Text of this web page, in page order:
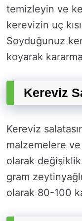
temizleyin ve
kerevizin uç
Soyduğunuz
koyarak
Kereviz
Kereviz
malzemelere
olarak
gram
olarak 80-100